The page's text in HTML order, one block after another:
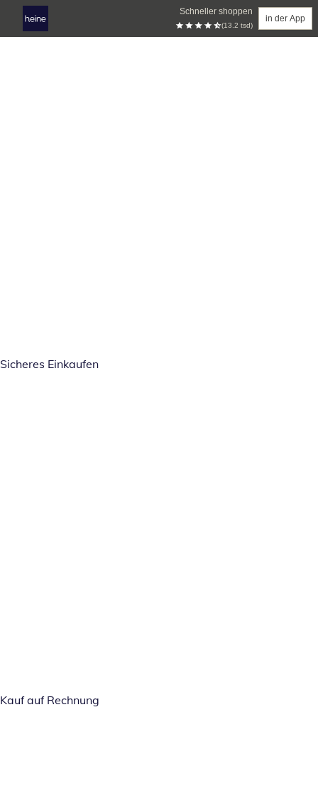
Schneller shoppen
(13.2 tsd)
in der App
Sicheres Einkaufen
Kauf auf Rechnung